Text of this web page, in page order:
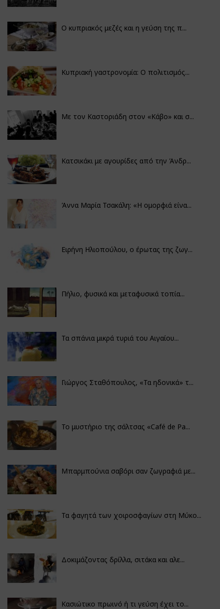
Ο κυπριακός μεζές και η γεύση της π...
Κυπριακή γαστρονομία: Ο πολιτισμός...
Με τον Καστοριάδη στον «Κάβο» και σ...
Κατσικάκι με αγουρίδες από την Άνδρ...
Άννα Μαρία Τσακάλη: «Η ομορφιά είνα...
Ειρήνη Ηλιοπούλου, ο έρωτας της ζωγ...
Πήλιο, φυσικά και μεταφυσικά τοπία...
Τα σπάνια μικρά τυριά του Αιγαίου...
Γιώργος Σταθόπουλος, «Τα ηδονικά» τ...
Το μυστήριο της σάλτσας «Café de Pa...
Μπαρμπούνια σαβόρι σαν ζωγραφιά με...
Τα φαγητά των χοιροσφαγίων στη Μύκο...
Δοκιμάζοντας δρίλλα, σιτάκα και αλε...
Κασιώτικο πρωινό ή τι γεύση έχει το...